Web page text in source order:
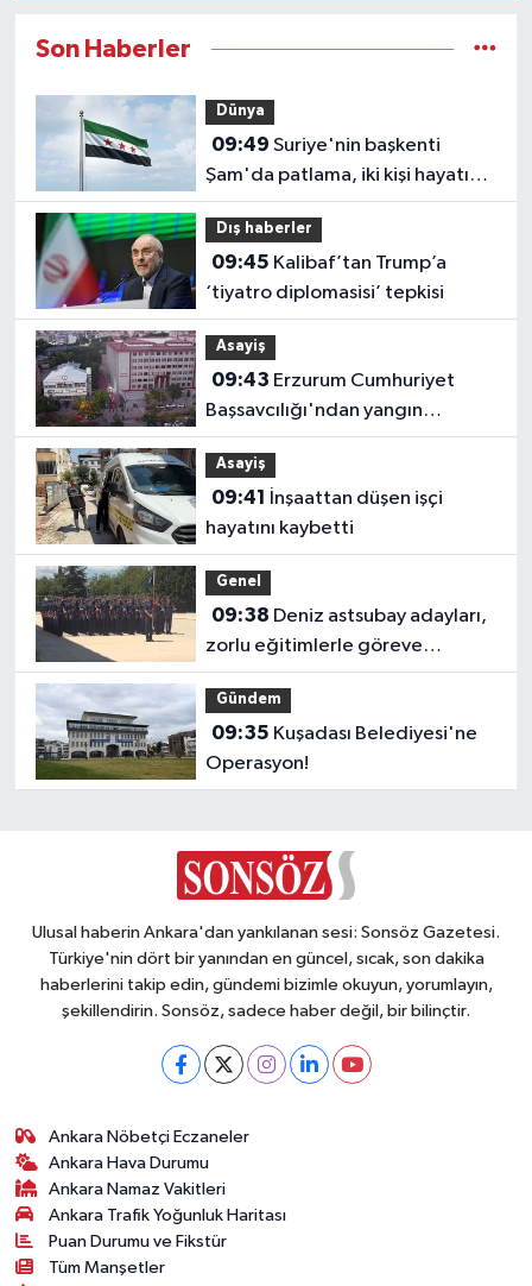
Son Haberler
Dünya
09:49
Şam'da patlama, iki kişi hayatını
kaybetti!
Dış haberler
09:45
‘tiyatro diplomasisi’ tepkisi
Asayiş
09:43
Başsavcılığı'ndan yangın
açıklaması!
Asayiş
09:41
hayatını kaybetti
Genel
09:38
zorlu eğitimlerle göreve
hazırlanıyor
Gündem
09:35
Operasyon!
Ulusal haberin Ankara'dan yankılanan sesi: Sonsöz Gazetesi.
Türkiye'nin dört bir yanından en güncel, sıcak, son dakika
haberlerini takip edin, gündemi bizimle okuyun, yorumlayın,
şekillendirin. Sonsöz, sadece haber değil, bir bilinçtir.
Ankara Nöbetçi Eczaneler
Ankara Hava Durumu
Ankara Namaz Vakitleri
Ankara Trafik Yoğunluk Haritası
Puan Durumu ve Fikstür
Tüm Manşetler